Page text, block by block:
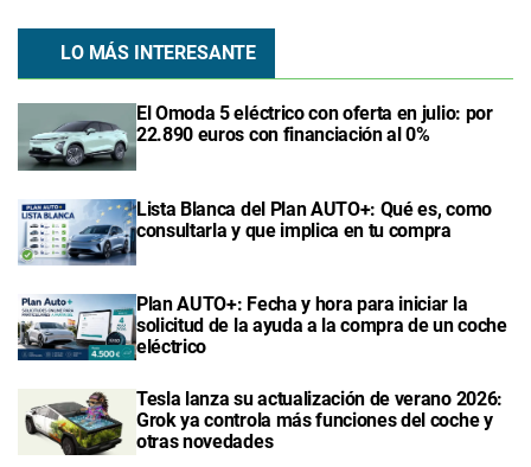
LO MÁS INTERESANTE
El Omoda 5 eléctrico con oferta en julio: por
22.890 euros con financiación al 0%
Lista Blanca del Plan AUTO+: Qué es, como
consultarla y que implica en tu compra
Plan AUTO+: Fecha y hora para iniciar la
solicitud de la ayuda a la compra de un coche
eléctrico
Tesla lanza su actualización de verano 2026:
Grok ya controla más funciones del coche y
otras novedades